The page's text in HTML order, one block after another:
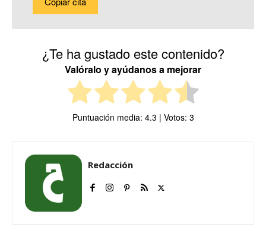
¿Te ha gustado este contenido?
Valóralo y ayúdanos a mejorar
Puntuación media: 4.3 | Votos: 3
Redacción